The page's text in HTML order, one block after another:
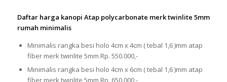
Daftar harga kanopi Atap polycarbonate merk twinlite 5mm
rumah minimalis
Minimalis rangka besi holo 4cm x 4cm ( tebal 1,6 )mm atap
fiber merk twinlite 5mm Rp. 550.000,-
Minimalis rangka besi holo 4cm x 6cm ( tebal 1,6 )mm atap
fiber merk twinlite 5mm Rp. 650.000,-